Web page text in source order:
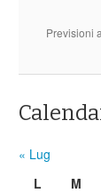
Previsioni
« Lug
L
M